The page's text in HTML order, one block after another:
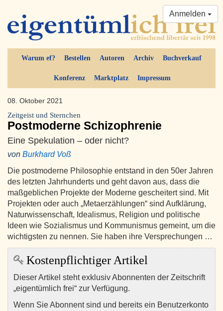
Warum ef? Bestellen Autoren Archiv Buchverkauf
Konferenz Marktplatz Impressum
Anmelden
08. Oktober 2021
Zeitgeist und Sternchen
Postmoderne Schizophrenie
Eine Spekulation – oder nicht?
von Burkhard Voß
Die postmoderne Philosophie entstand in den 50er Jahren
des letzten Jahrhunderts und geht davon aus, dass die
maßgeblichen Projekte der Moderne gescheitert sind. Mit
Projekten oder auch „Metaerzählungen“ sind Aufklärung,
Naturwissenschaft, Idealismus, Religion und politische
Ideen wie Sozialismus und Kommunismus gemeint, um die
wichtigsten zu nennen. Sie haben ihre Versprechungen …
Kostenpflichtiger Artikel
Dieser Artikel steht exklusiv Abonnenten der Zeitschrift
„eigentümlich frei“ zur Verfügung.
Wenn Sie Abonnent sind und bereits ein Benutzerkonto